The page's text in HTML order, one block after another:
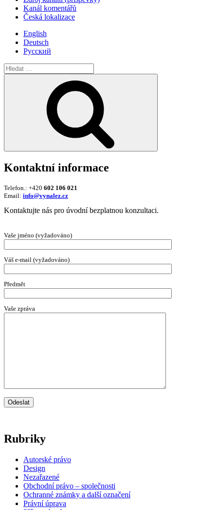
Kanál komentářů
Česká lokalizace
English
Deutsch
Русский
Hledat:
Kontaktní informace
Telefon.: +420 602 106 021
Email: info@vynalez.cz
Kontaktujte nás pro úvodní bezplatnou konzultaci.
Vaše jméno (vyžadováno)
Váš e-mail (vyžadováno)
Předmět
Vaše zpráva
Rubriky
Autorské právo
Design
Nezařazené
Obchodní právo – společnosti
Ochranné známky a další označení
Právní úprava